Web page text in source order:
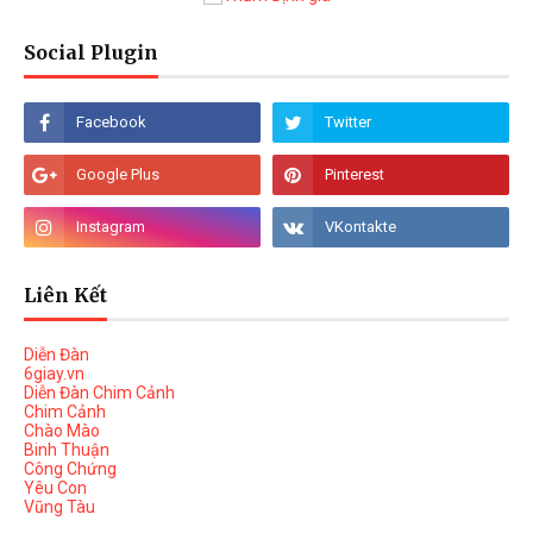
Social Plugin
Liên Kết
Diễn Đàn
6giay.vn
Diễn Đàn Chim Cảnh
Chim Cảnh
Chào Mào
Binh Thuận
Công Chứng
Yêu Con
Vũng Tàu